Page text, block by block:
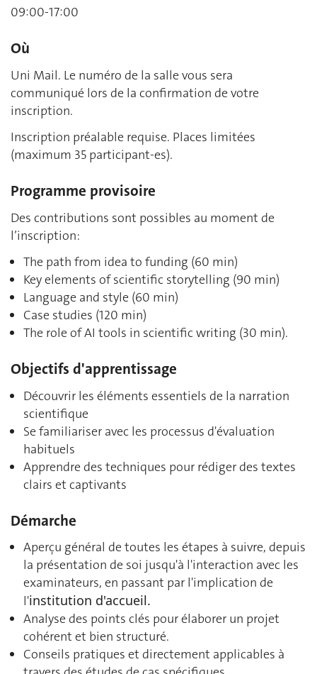
09:00-17:00
Où
Uni Mail. Le numéro de la salle vous sera
communiqué lors de la confirmation de votre
inscription.
Inscription préalable requise. Places limitées
(maximum 35 participant-es).
Programme provisoire
Des contributions sont possibles au moment de
l’inscription:
The path from idea to funding (60 min)
Key elements of scientific storytelling (90 min)
Language and style (60 min)
Case studies (120 min)
The role of AI tools in scientific writing (30 min).
Objectifs d'apprentissage
Découvrir les éléments essentiels de la narration
scientifique
Se familiariser avec les processus d'évaluation
habituels
Apprendre des techniques pour rédiger des textes
clairs et captivants
Démarche
Aperçu général de toutes les étapes à suivre, depuis
la présentation de soi jusqu'à l'interaction avec les
examinateurs, en passant par l'implication de
l'institution d'accueil.
Analyse des points clés pour élaborer un projet
cohérent et bien structuré.
Conseils pratiques et directement applicables à